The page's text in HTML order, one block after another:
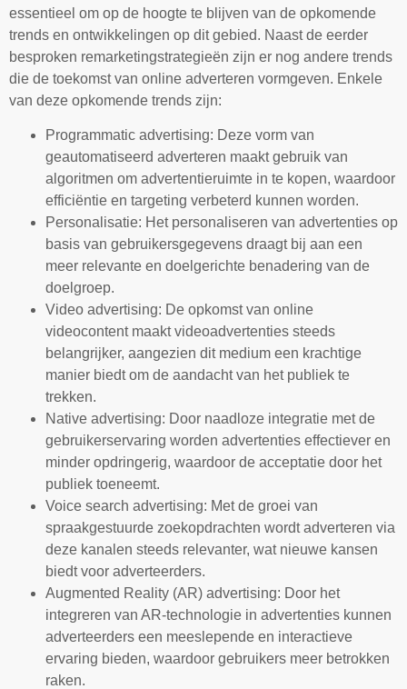
essentieel om op de hoogte te blijven van de opkomende
trends en ontwikkelingen op dit gebied. Naast de eerder
besproken remarketingstrategieën zijn er nog andere trends
die de toekomst van online adverteren vormgeven. Enkele
van deze opkomende trends zijn:
Programmatic advertising: Deze vorm van
geautomatiseerd adverteren maakt gebruik van
algoritmen om advertentieruimte in te kopen, waardoor
efficiëntie en targeting verbeterd kunnen worden.
Personalisatie: Het personaliseren van advertenties op
basis van gebruikersgegevens draagt bij aan een
meer relevante en doelgerichte benadering van de
doelgroep.
Video advertising: De opkomst van online
videocontent maakt videoadvertenties steeds
belangrijker, aangezien dit medium een krachtige
manier biedt om de aandacht van het publiek te
trekken.
Native advertising: Door naadloze integratie met de
gebruikerservaring worden advertenties effectiever en
minder opdringerig, waardoor de acceptatie door het
publiek toeneemt.
Voice search advertising: Met de groei van
spraakgestuurde zoekopdrachten wordt adverteren via
deze kanalen steeds relevanter, wat nieuwe kansen
biedt voor adverteerders.
Augmented Reality (AR) advertising: Door het
integreren van AR-technologie in advertenties kunnen
adverteerders een meeslepende en interactieve
ervaring bieden, waardoor gebruikers meer betrokken
raken.